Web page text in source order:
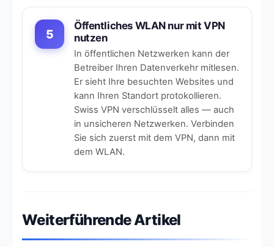
5
Öffentliches WLAN nur mit VPN
nutzen
In öffentlichen Netzwerken kann der
Betreiber Ihren Datenverkehr mitlesen.
Er sieht Ihre besuchten Websites und
kann Ihren Standort protokollieren.
Swiss VPN verschlüsselt alles — auch
in unsicheren Netzwerken. Verbinden
Sie sich zuerst mit dem VPN, dann mit
dem WLAN.
Weiterführende Artikel